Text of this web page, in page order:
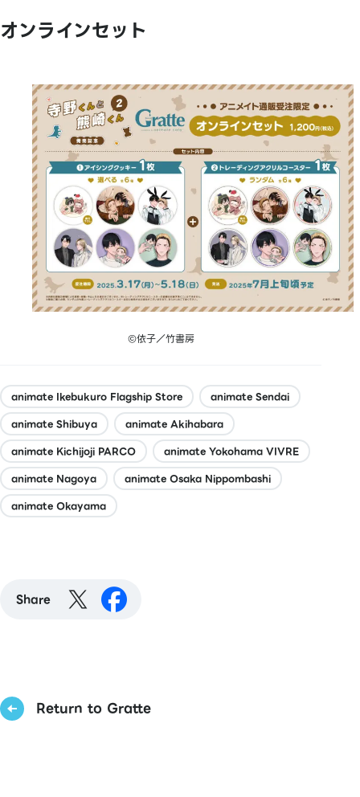
オンラインセット
©依子／竹書房
animate Ikebukuro Flagship Store
animate Sendai
animate Shibuya
animate Akihabara
animate Kichijoji PARCO
animate Yokohama VIVRE
animate Nagoya
animate Osaka Nippombashi
animate Okayama
Share
Return to Gratte